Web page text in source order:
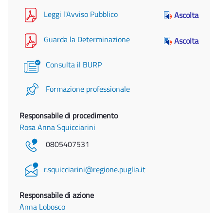
Leggi l'Avviso Pubblico Ascolta
Guarda la Determinazione Ascolta
Consulta il BURP
Formazione professionale
Responsabile di procedimento
Rosa Anna Squicciarini
0805407531
r.squicciarini@regione.puglia.it
Responsabile di azione
Anna Lobosco